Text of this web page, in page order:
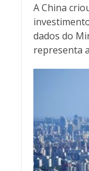
A China
dados do
representa